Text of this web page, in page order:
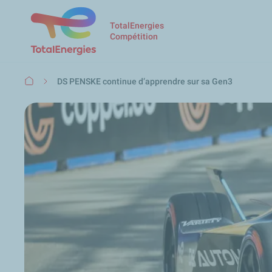
TotalEnergies
Compétition
Fil
DS PENSKE continue d’apprendre sur sa Gen3